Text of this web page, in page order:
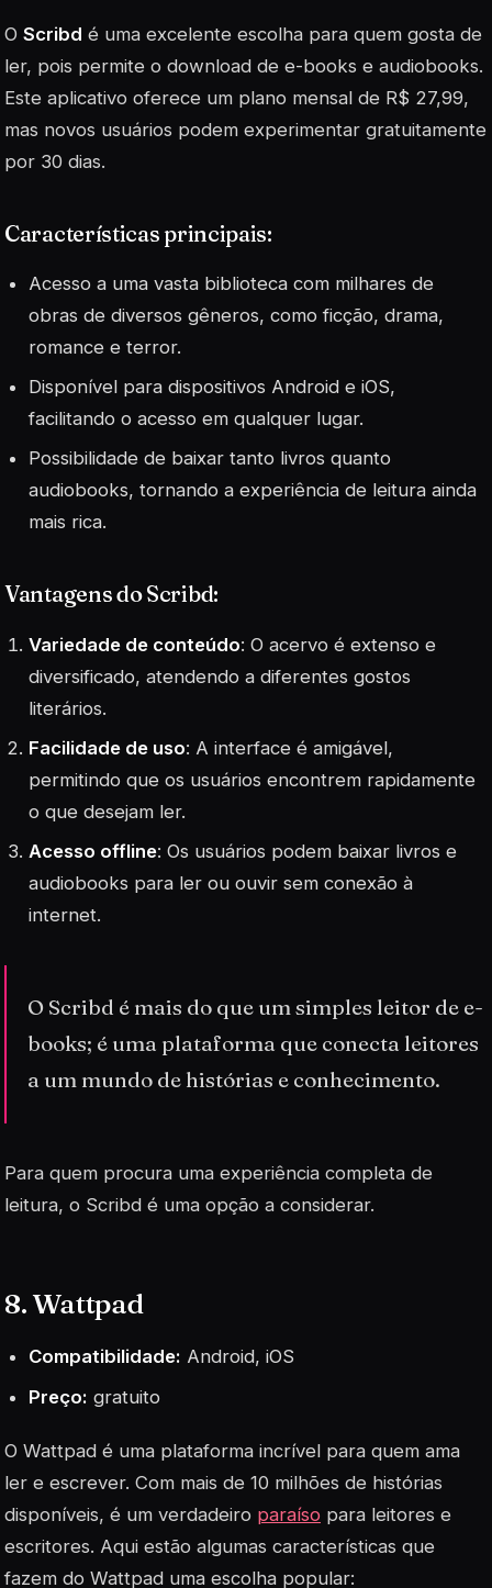
O Scribd é uma excelente escolha para quem gosta de
ler, pois permite o download de e-books e audiobooks.
Este aplicativo oferece um plano mensal de R$ 27,99,
mas novos usuários podem experimentar gratuitamente
por 30 dias.
Características principais:
Acesso a uma vasta biblioteca com milhares de
obras de diversos gêneros, como ficção, drama,
romance e terror.
Disponível para dispositivos Android e iOS,
facilitando o acesso em qualquer lugar.
Possibilidade de baixar tanto livros quanto
audiobooks, tornando a experiência de leitura ainda
mais rica.
Vantagens do Scribd:
Variedade de conteúdo: O acervo é extenso e
diversificado, atendendo a diferentes gostos
literários.
Facilidade de uso: A interface é amigável,
permitindo que os usuários encontrem rapidamente
o que desejam ler.
Acesso offline: Os usuários podem baixar livros e
audiobooks para ler ou ouvir sem conexão à
internet.
O Scribd é mais do que um simples leitor de e-
books; é uma plataforma que conecta leitores
a um mundo de histórias e conhecimento.
Para quem procura uma experiência completa de
leitura, o Scribd é uma opção a considerar.
8. Wattpad
Compatibilidade: Android, iOS
Preço: gratuito
O Wattpad é uma plataforma incrível para quem ama
ler e escrever. Com mais de 10 milhões de histórias
disponíveis, é um verdadeiro paraíso para leitores e
escritores. Aqui estão algumas características que
fazem do Wattpad uma escolha popular: